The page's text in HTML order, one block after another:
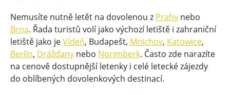
Nemusíte nutně letět na dovolenou z Prahy nebo
Brna. Řada turistů volí jako výchozí letiště i zahraniční
letiště jako jeVídeň, Budapešt, Mnichov, Katowice,
Berlín, Drážďany nebo Norimberk. Často zde narazíte
na cenově dostupnější letenky i celé letecké zájezdy
do oblíbených dovolenkových destinací.